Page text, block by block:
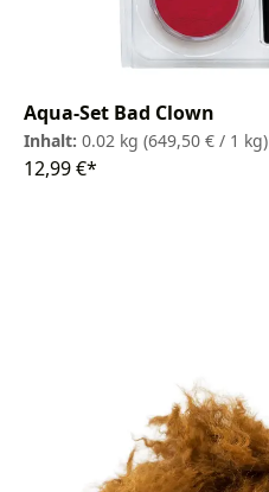
Aqua-Set Bad Clown
Inhalt: 0.02 kg (649,50 € / 1 kg)
12,99 €*